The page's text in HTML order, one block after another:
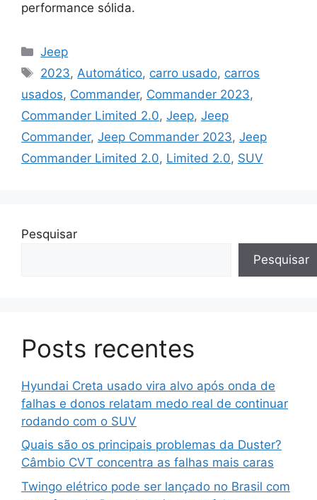
performance sólida.
Categorias
Jeep
Tags
2023, Automático, carro usado, carros
usados, Commander, Commander 2023,
Commander Limited 2.0, Jeep, Jeep
Commander, Jeep Commander 2023, Jeep
Commander Limited 2.0, Limited 2.0, SUV
Pesquisar
Pesquisar
Posts recentes
Hyundai Creta usado vira alvo após onda de
falhas e donos relatam medo real de continuar
rodando com o SUV
Quais são os principais problemas da Duster?
Câmbio CVT concentra as falhas mais caras
Twingo elétrico pode ser lançado no Brasil com